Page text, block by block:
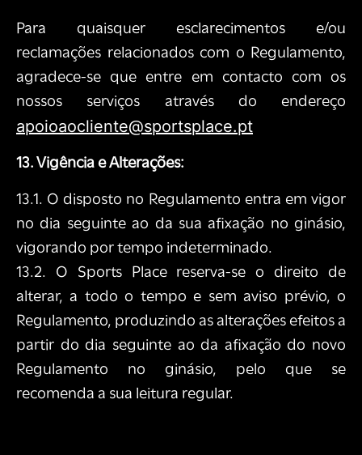
Para quaisquer esclarecimentos e/ou
reclamações relacionados com o Regulamento,
agradece-se que entre em contacto com os
nossos serviços através do endereço
apoioaocliente@sportsplace.pt
13. Vigência e Alterações:
13.1. O disposto no Regulamento entra em vigor
no dia seguinte ao da sua afixação no ginásio,
vigorando por tempo indeterminado.
13.2. O Sports Place reserva-se o direito de
alterar, a todo o tempo e sem aviso prévio, o
Regulamento, produzindo as alterações efeitos a
partir do dia seguinte ao da afixação do novo
Regulamento no ginásio, pelo que se
recomenda a sua leitura regular.